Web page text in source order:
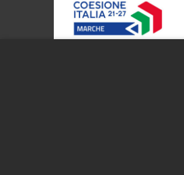
Progetto finanziato dal bando
nel territorio regionale di